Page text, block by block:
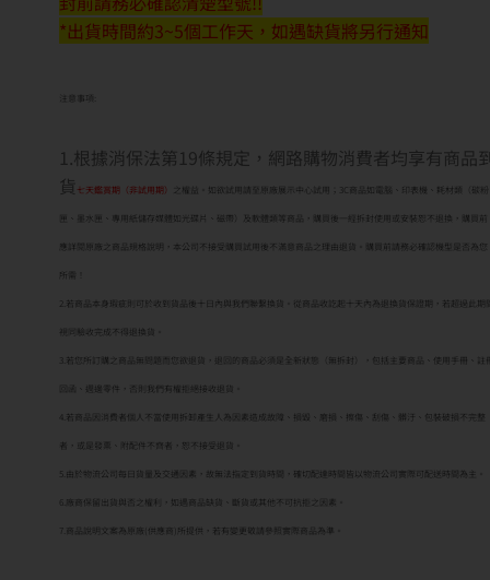
*出貨時間約3~5個工作天，如遇缺貨將另行通知
注意事項:
1.根據消保法第19條規定，網路購物消費者均享有商品
貨 七天鑑賞期（非試用期） 之權益。如欲試用請至原廠展示中心試用；3C商品如電腦、印表機、耗材類（碳粉
匣、墨水匣、專用紙儲存媒體如光碟片、磁帶）及軟體類等商品，購買後一經拆封使用或安裝恕不退換，購買前
應詳閱原廠之商品規格說明，本公司不接受購買試用後不滿意商品之理由退貨。購買前請務必確認機型是否為您
所需！
2.若商品本身瑕疵則可於收到貨品後十日內與我們聯繫換貨。從商品收訖起十天內為退換貨保證期，若超過此期
視同驗收完成不得退換貨。
3.若您所訂購之商品無問題而您欲退貨，退回的商品必須是全新狀態（無拆封），包括主要商品、使用手冊、註
回函、週邊零件，否則我們有權拒絕接收退貨。
4.若商品因消費者個人不當使用拆卸產生人為因素造成故障、損毀、磨損、擦傷、刮傷、髒汙、包裝破損不完整
者，或是發票、附配件不齊者，恕不接受退貨。
5.由於物流公司每日貨量及交通因素，故無法指定到貨時間，確切配達時間皆以物流公司實際可配送時間為主。
6.廠商保留出貨與否之權利，如遇商品缺貨、斷貨或其他不可抗拒之因素。
7.商品說明文案為原廠(供應商)所提供，若有變更敬請參照實際商品為準。